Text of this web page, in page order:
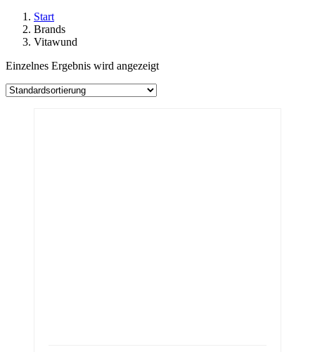
Start
Brands
Vitawund
Einzelnes Ergebnis wird angezeigt